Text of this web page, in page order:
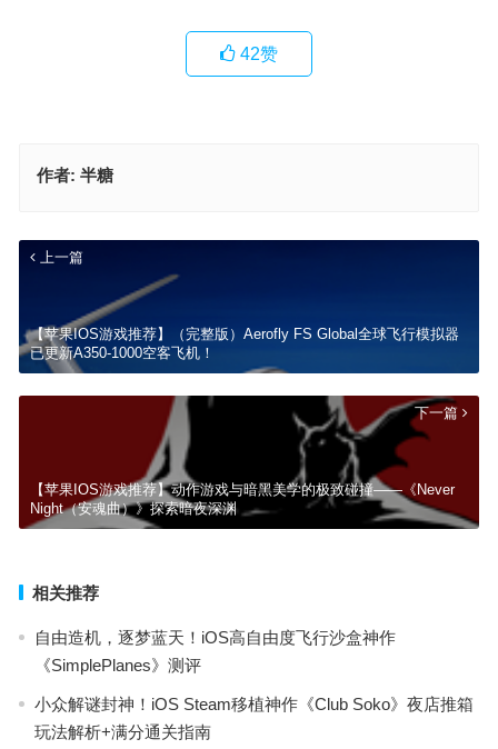
42赞
作者: 半糖
上一篇
【苹果IOS游戏推荐】（完整版）Aerofly FS Global全球飞行模拟器
已更新A350-1000空客飞机！
下一篇
【苹果IOS游戏推荐】动作游戏与暗黑美学的极致碰撞——《Never
Night（安魂曲）》探索暗夜深渊
相关推荐
自由造机，逐梦蓝天！iOS高自由度飞行沙盒神作
《SimplePlanes》测评
小众解谜封神！iOS Steam移植神作《Club Soko》夜店推箱
玩法解析+满分通关指南